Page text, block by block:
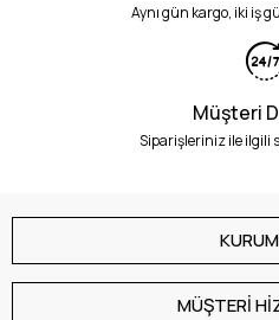
Aynı gün kargo, iki iş
Müşteri
Siparişleriniz ile ilgili
MÜŞTERİ